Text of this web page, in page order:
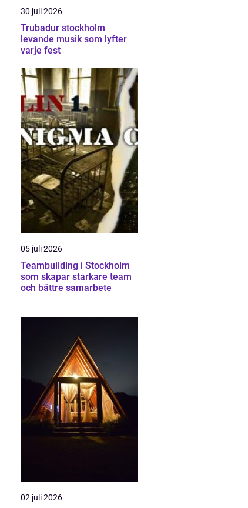
30 juli 2026
Trubadur stockholm
levande musik som lyfter
varje fest
05 juli 2026
Teambuilding i Stockholm
som skapar starkare team
och bättre samarbete
02 juli 2026